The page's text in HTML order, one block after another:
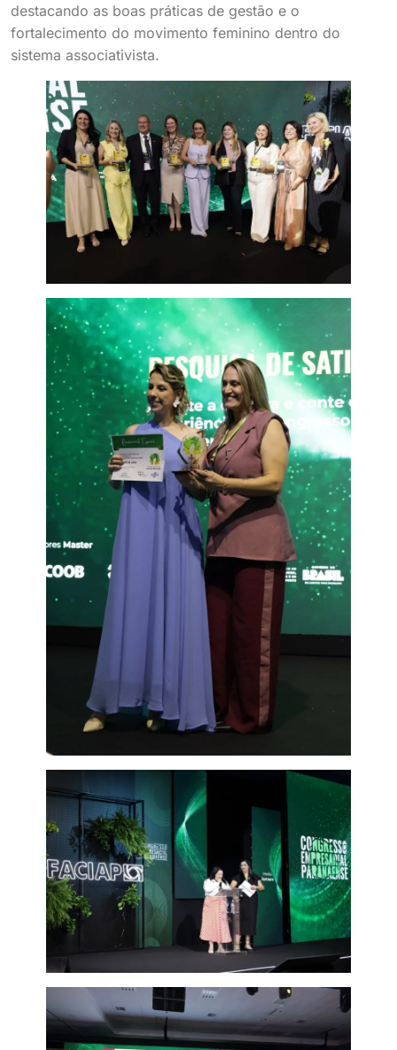
destacando as boas práticas de gestão e o
fortalecimento do movimento feminino dentro do
sistema associativista.